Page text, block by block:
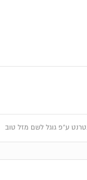
ע"פ גוגל לשם מזל טוב